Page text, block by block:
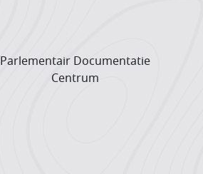
Parlementair Documentatie
Centrum